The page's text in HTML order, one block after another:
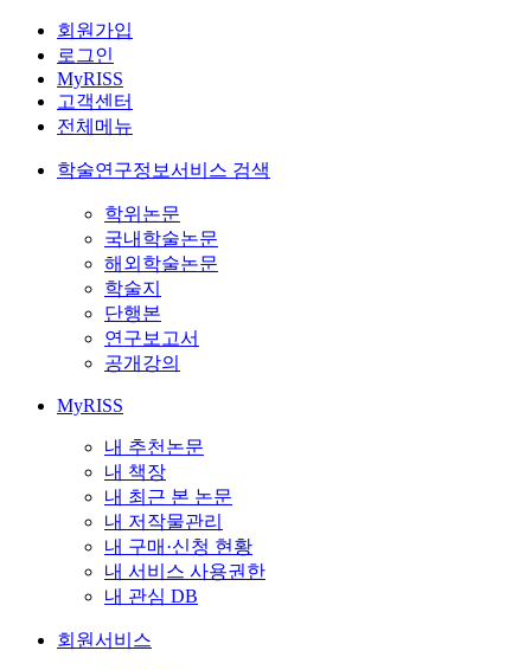
회원가입
로그인
MyRISS
고객센터
전체메뉴
학술연구정보서비스 검색
학위논문
국내학술논문
해외학술논문
학술지
단행본
연구보고서
공개강의
MyRISS
내 추천논문
내 책장
내 최근 본 논문
내 저작물관리
내 구매·신청 현황
내 서비스 사용권한
내 관심 DB
회원서비스